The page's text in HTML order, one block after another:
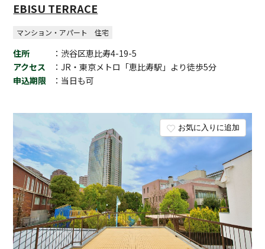
お気に入りに追加
EBISU TERRACE
マンション・アパート 住宅
住所
：渋谷区恵比寿4-19-5
アクセス
：JR・東京メトロ「恵比寿駅」より徒歩5分
申込期限
：当日も可